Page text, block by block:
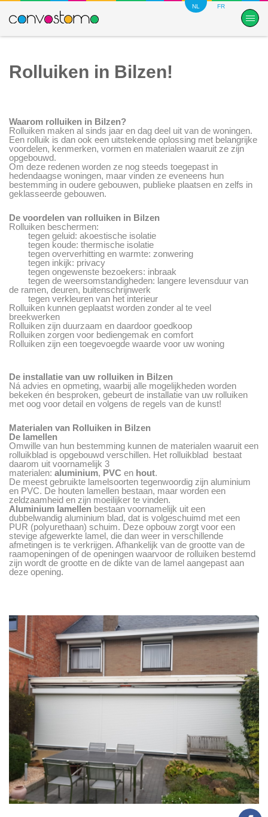
NL FR
Rolluiken in Bilzen!
Waarom rolluiken in Bilzen?
Rolluiken maken al sinds jaar en dag deel uit van de woningen.
Een rolluik is dan ook een uitstekende oplossing met belangrijke
voordelen, kenmerken, vormen en materialen waaruit ze zijn
opgebouwd.
Om deze redenen worden ze nog steeds toegepast in
hedendaagse woningen, maar vinden ze eveneens hun
bestemming in oudere gebouwen, publieke plaatsen en zelfs in
geklasseerde gebouwen.
De voordelen van rolluiken in Bilzen
Rolluiken beschermen:
tegen geluid: akoestische isolatie
tegen koude: thermische isolatie
tegen oververhitting en warmte: zonwering
tegen inkijk: privacy
tegen ongewenste bezoekers: inbraak
tegen de weersomstandigheden: langere levensduur van
de ramen, deuren, buitenschrijnwerk
tegen verkleuren van het interieur
Rolluiken kunnen geplaatst worden zonder al te veel
breekwerken
Rolluiken zijn duurzaam en daardoor goedkoop
Rolluiken zorgen voor bediengemak en comfort
Rolluiken zijn een toegevoegde waarde voor uw woning
De installatie van uw rolluiken in Bilzen
Ná advies en opmeting, waarbij alle mogelijkheden worden
bekeken én besproken, gebeurt de installatie van uw rolluiken
met oog voor detail en volgens de regels van de kunst!
Materialen van Rolluiken in Bilzen
De lamellen
Omwille van hun bestemming kunnen de materialen waaruit een
rolluikblad is opgebouwd verschillen. Het rolluikblad bestaat
daarom uit voornamelijk 3
materialen: aluminium, PVC en hout.
De meest gebruikte lamelsoorten tegenwoordig zijn aluminium
en PVC. De houten lamellen bestaan, maar worden een
zeldzaamheid en zijn moeilijker te vinden.
Aluminium lamellen bestaan voornamelijk uit een
dubbelwandig aluminium blad, dat is volgeschuimd met een
PUR (polyurethaan) schuim. Deze opbouw zorgt voor een
stevige afgewerkte lamel, die dan weer in verschillende
afmetingen is te verkrijgen. Afhankelijk van de grootte van de
raamopeningen of de openingen waarvoor de rolluiken bestemd
zijn wordt de grootte en de dikte van de lamel aangepast aan
deze opening.